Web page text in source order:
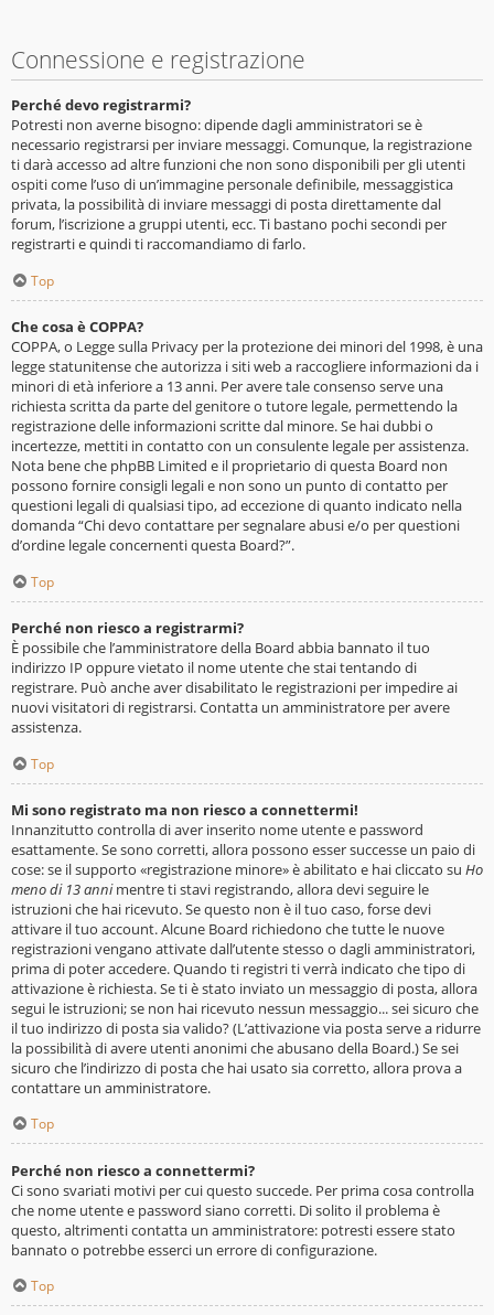
Connessione e registrazione
Perché devo registrarmi?
Potresti non averne bisogno: dipende dagli amministratori se è
necessario registrarsi per inviare messaggi. Comunque, la registrazione
ti darà accesso ad altre funzioni che non sono disponibili per gli utenti
ospiti come l’uso di un’immagine personale definibile, messaggistica
privata, la possibilità di inviare messaggi di posta direttamente dal
forum, l’iscrizione a gruppi utenti, ecc. Ti bastano pochi secondi per
registrarti e quindi ti raccomandiamo di farlo.
Top
Che cosa è COPPA?
COPPA, o Legge sulla Privacy per la protezione dei minori del 1998, è una
legge statunitense che autorizza i siti web a raccogliere informazioni da i
minori di età inferiore a 13 anni. Per avere tale consenso serve una
richiesta scritta da parte del genitore o tutore legale, permettendo la
registrazione delle informazioni scritte dal minore. Se hai dubbi o
incertezze, mettiti in contatto con un consulente legale per assistenza.
Nota bene che phpBB Limited e il proprietario di questa Board non
possono fornire consigli legali e non sono un punto di contatto per
questioni legali di qualsiasi tipo, ad eccezione di quanto indicato nella
domanda “Chi devo contattare per segnalare abusi e/o per questioni
d’ordine legale concernenti questa Board?”.
Top
Perché non riesco a registrarmi?
È possibile che l’amministratore della Board abbia bannato il tuo
indirizzo IP oppure vietato il nome utente che stai tentando di
registrare. Può anche aver disabilitato le registrazioni per impedire ai
nuovi visitatori di registrarsi. Contatta un amministratore per avere
assistenza.
Top
Mi sono registrato ma non riesco a connettermi!
Innanzitutto controlla di aver inserito nome utente e password
esattamente. Se sono corretti, allora possono esser successe un paio di
cose: se il supporto «registrazione minore» è abilitato e hai cliccato su Ho
meno di 13 annimentre ti stavi registrando, allora devi seguire le
istruzioni che hai ricevuto. Se questo non è il tuo caso, forse devi
attivare il tuo account. Alcune Board richiedono che tutte le nuove
registrazioni vengano attivate dall’utente stesso o dagli amministratori,
prima di poter accedere. Quando ti registri ti verrà indicato che tipo di
attivazione è richiesta. Se ti è stato inviato un messaggio di posta, allora
segui le istruzioni; se non hai ricevuto nessun messaggio... sei sicuro che
il tuo indirizzo di posta sia valido? (L’attivazione via posta serve a ridurre
la possibilità di avere utenti anonimi che abusano della Board.) Se sei
sicuro che l’indirizzo di posta che hai usato sia corretto, allora prova a
contattare un amministratore.
Top
Perché non riesco a connettermi?
Ci sono svariati motivi per cui questo succede. Per prima cosa controlla
che nome utente e password siano corretti. Di solito il problema è
questo, altrimenti contatta un amministratore: potresti essere stato
bannato o potrebbe esserci un errore di configurazione.
Top